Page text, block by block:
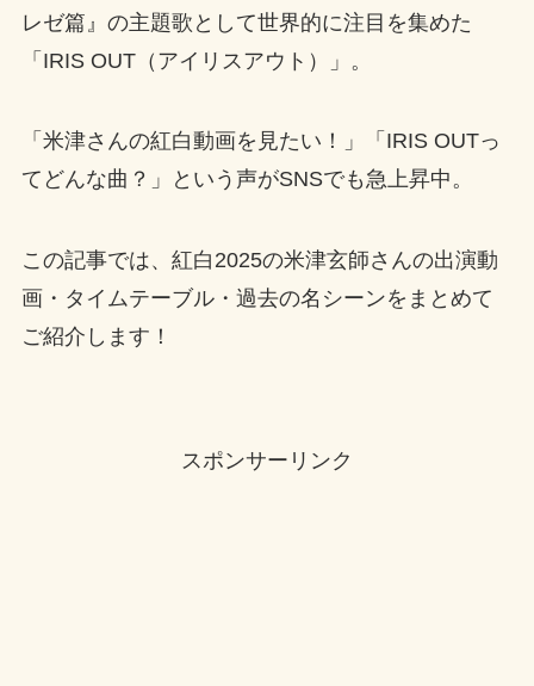
レゼ篇』の主題歌として世界的に注目を集めた
「IRIS OUT（アイリスアウト）」。
「米津さんの紅白動画を見たい！」「IRIS OUTっ
てどんな曲？」という声がSNSでも急上昇中。
この記事では、紅白2025の米津玄師さんの出演動
画・タイムテーブル・過去の名シーンをまとめて
ご紹介します！
スポンサーリンク